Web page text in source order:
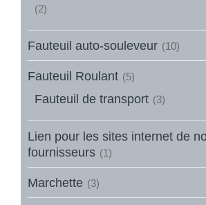
(2)
Fauteuil auto-souleveur (10)
Fauteuil Roulant (5)
Fauteuil de transport (3)
Lien pour les sites internet de
fournisseurs (1)
Marchette (3)